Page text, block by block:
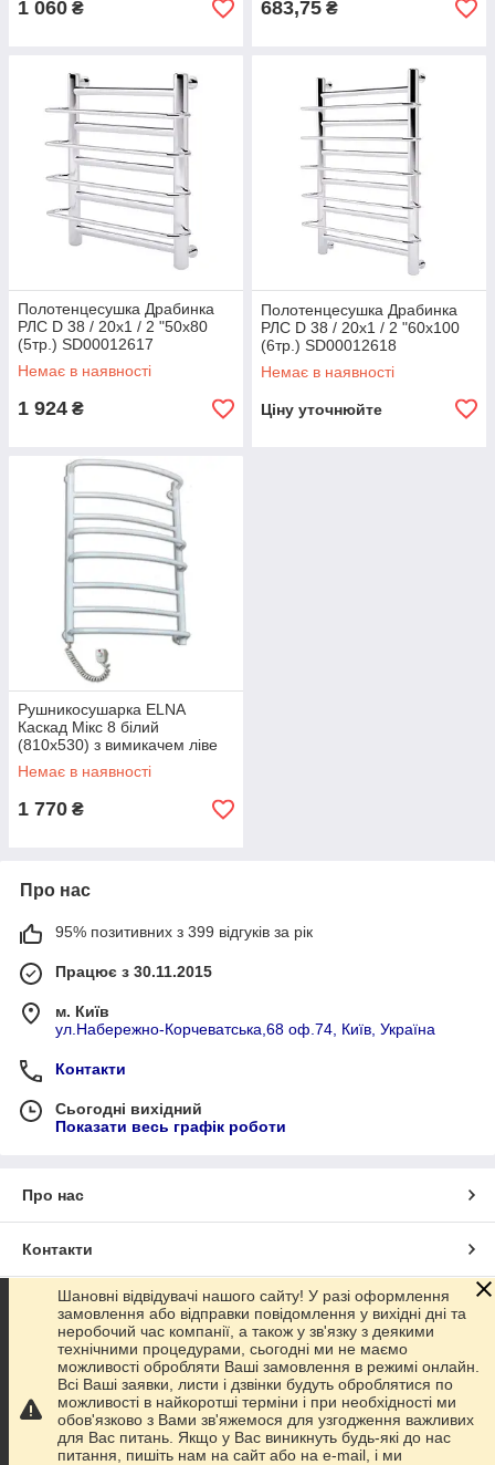
1 060 ₴ 683,75 ₴
Полотенцесушка Драбинка
РЛС D 38 / 20х1 / 2 "50х80
(5тр.) SD00012617
Немає в наявності
1 924 ₴
Полотенцесушка Драбинка
РЛС D 38 / 20х1 / 2 "60х100
(6тр.) SD00012618
Немає в наявності
Ціну уточнюйте
Рушникосушарка ELNA
Каскад Мікс 8 білий
(810x530) з вимикачем ліве
підключення
Немає в наявності
1 770 ₴
Про нас
95% позитивних з 399 відгуків за рік
Працює з 30.11.2015
м. Київ
ул.Набережно-Корчеватська,68 оф.74, Київ, Україна
Контакти
Сьогодні вихідний
Показати весь графік роботи
Про нас
Контакти
Доставка та оплата
Графік роботи
Повна версія сайту
Шановні відвідувачі нашого сайту! У разі оформлення
замовлення або відправки повідомлення у вихідні дні та
неробочий час компанії, а також у зв'язку з деякими
технічними процедурами, сьогодні ми не маємо
можливості обробляти Ваші замовлення в режимі онлайн.
Всі Ваші заявки, листи і дзвінки будуть оброблятися по
можливості в найкоротші терміни і при необхідності ми
обов'язково з Вами зв'яжемося для узгодження важливих
для Вас питань. Якщо у Вас виникнуть будь-які до нас
питання, пишіть нам на сайт або на e-mail, і ми